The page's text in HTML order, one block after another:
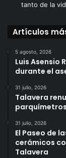
tanto de la
Artículos
5 agosto, 2026
Luis Asensio
durante el
31 julio, 2026
Talavera
31 julio, 2026
El Paseo de
cerámicos
Talavera